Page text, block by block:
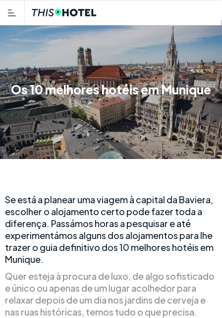
Os 10 melhores hotéis em Munique
Se está a planear uma viagem à capital da Baviera,
escolher o alojamento certo pode fazer toda a
diferença. Passámos horas a pesquisar e até
experimentámos alguns dos alojamentos para lhe
trazer o guia definitivo dos 10 melhores hotéis em
Munique.
Quer esteja à procura de luxo, de algo sofisticado
e único ou apenas de um lugar acolhedor para
relaxar depois de um dia nos jardins de cerveja e
nas ruas históricas, temos tudo o que precisa.